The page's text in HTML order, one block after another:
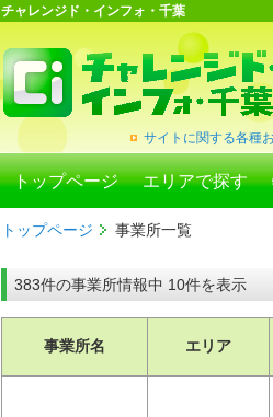
チャレンジド・インフォ・千葉
サイトに関する各種
トップページ エリアで探す
トップページ 事業所一覧
383件の事業所情報中 10件を表示
事業所名 エリア